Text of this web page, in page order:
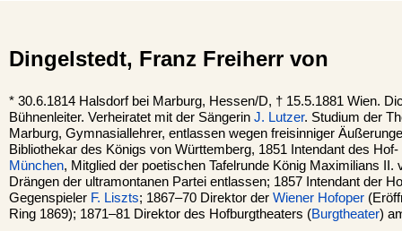
Dingelstedt, Franz Freiherr von
* 30.6.1814 Halsdorfbei Marburg, Hessen/D, † 15.5.1881 Wien.
Bühnenleiter. Verheiratet mit der Sängerin J. Lutzer. Studium der
Marburg, Gymnasiallehrer, entlassen wegen freisinniger
Bibliothekar des Königs von Württemberg, 1851 Intendant des
München, Mitglied der poetischen Tafelrunde König Maximilians II.
Drängen der ultramontanen Partei entlassen; 1857 Intendant der
Gegenspieler F. Liszts; 1867–70 Direktor der Wiener Hofoper
Ring 1869); 1871–81 Direktor des Hofburgtheaters (Burgtheater)